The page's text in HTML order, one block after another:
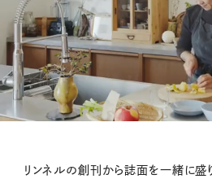
リンネルの創刊から誌面を一緒に盛